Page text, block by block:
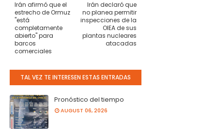
Irán declaró que
no planea permitir
inspecciones de la
OIEA de sus
plantas nucleares
atacadas
Irán afirmó que el
estrecho de Ormuz
"está
completamente
abierto" para
barcos
comerciales
TAL VEZ TE INTERESEN ESTAS ENTRADAS
Pronóstico del tiempo
AUGUST 06, 2026